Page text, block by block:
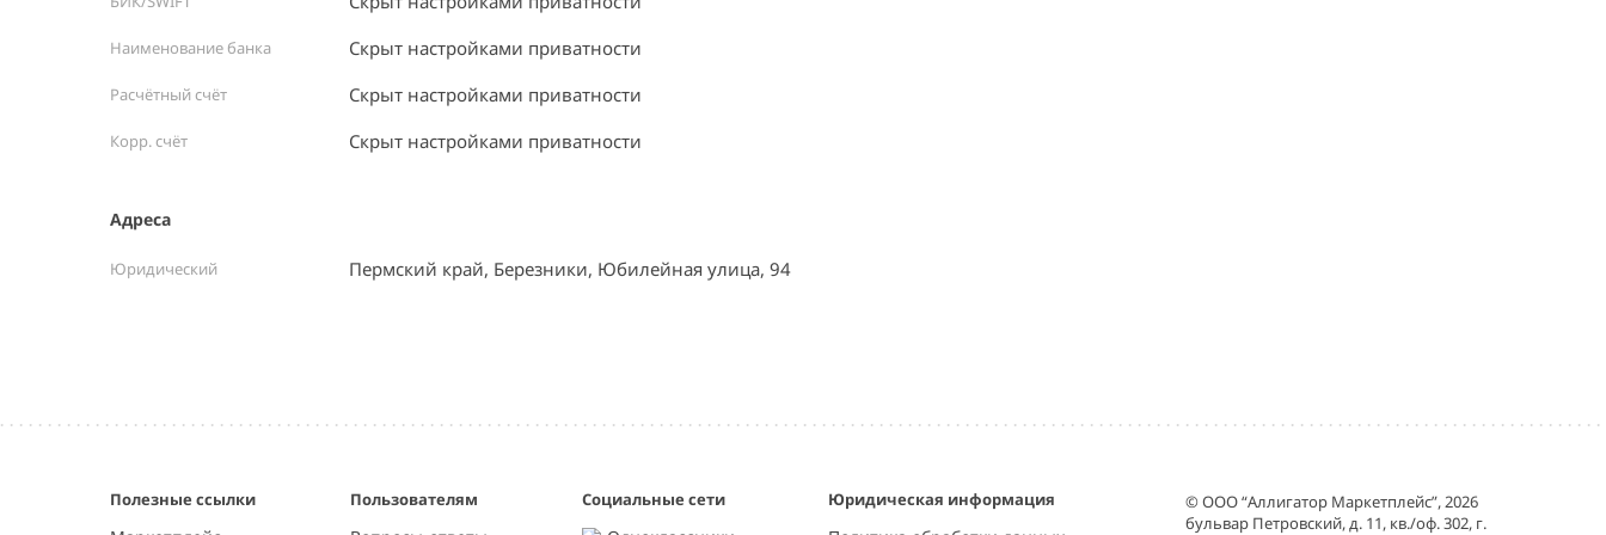
Наименование банка Скрыт настройками приватности
Расчётный счёт Скрыт настройками приватности
Корр. счёт Скрыт настройками приватности
Адреса
Юридический Пермский край, Березники, Юбилейная улица, 94
Полезные ссылки Пользователям Социальные сети Юридическая информация
© ООО “Аллигатор Маркетплейс”, 2026
бульвар Петровский, д. 11, кв./оф. 302, г.